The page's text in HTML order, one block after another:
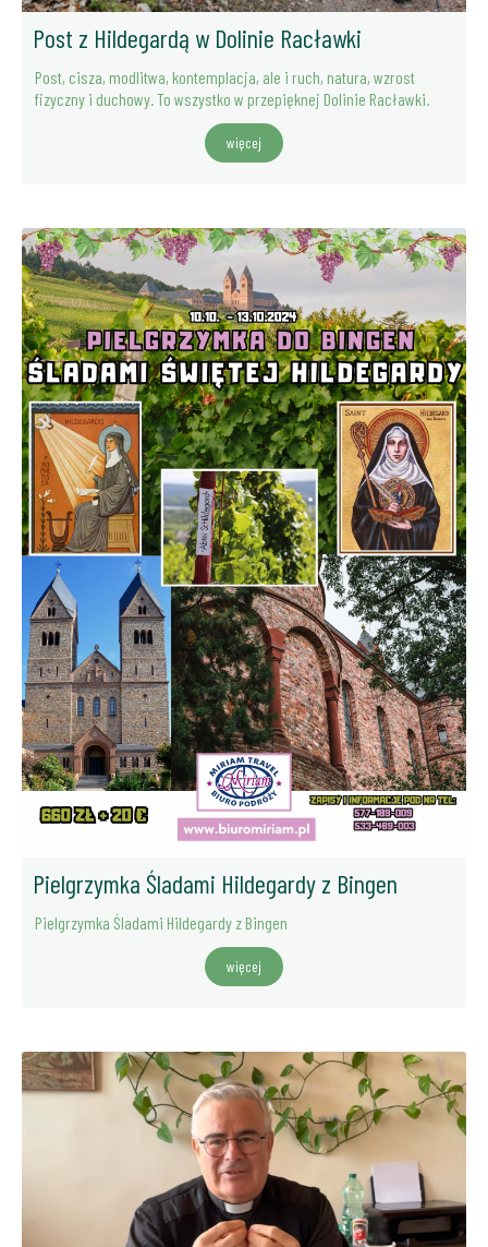
Post z Hildegardą w Dolinie Racławki
Post, cisza, modlitwa, kontemplacja, ale i ruch, natura, wzrost
fizyczny i duchowy. To wszystko w przepięknej Dolinie Racławki.
więcej
Pielgrzymka Śladami Hildegardy z Bingen
Pielgrzymka Śladami Hildegardy z Bingen
więcej